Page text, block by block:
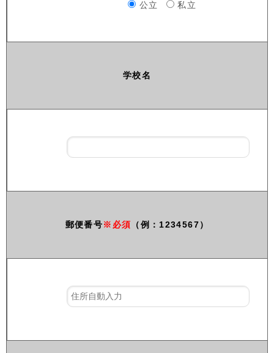
公立 私立
学校名
郵便番号 ※必須 （例：1234567）